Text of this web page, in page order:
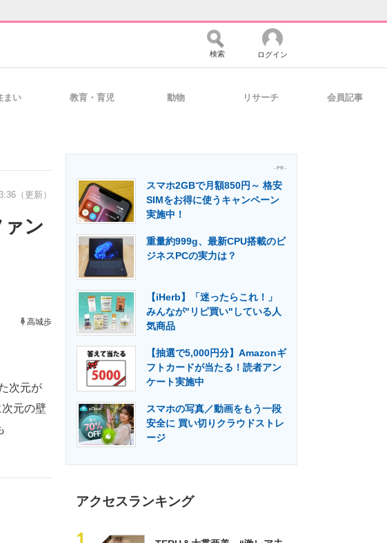
経営リーダーのコミュニティ マーケ×ITの今がよく分かる
製造業のIT導入・活用を支援
エネルギーの専門メディア 建設×テクノロジーの最前線
検索 ログイン
まい 教育・育児 動物 リサーチ 会員記事
（更新）
ン
高城歩
次元が
元の壁
- PR -
スマホ2GBで月額850円～ 格安
SIMをお得に使うキャンペーン
実施中！
重量約999g、最新CPU搭載のビ
ジネスPCの実力は？
【iHerb】「迷ったらこれ！」
みんなが"リピ買い"している人
気商品
【抽選で5,000円分】Amazonギ
フトカードが当たる！読者アン
ケート実施中
スマホの写真／動画をもう一段
安全に 買い切りクラウドストレ
ージ
アクセスランキング
1